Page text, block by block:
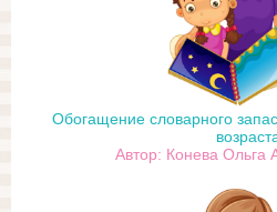
Обогащение словарного
Автор: Конева Ольга